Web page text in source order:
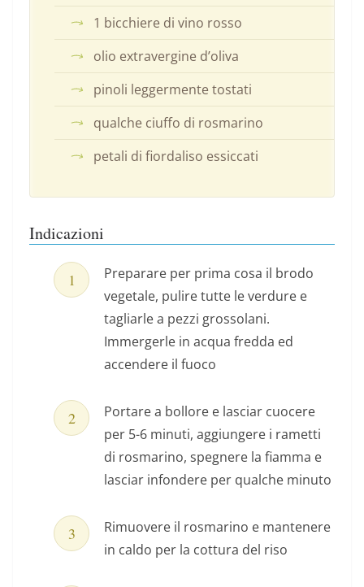
1 bicchiere di vino rosso
olio extravergine d’oliva
pinoli leggermente tostati
qualche ciuffo di rosmarino
petali di fiordaliso essiccati
Indicazioni
Preparare per prima cosa il brodo
vegetale, pulire tutte le verdure e
tagliarle a pezzi grossolani.
Immergerle in acqua fredda ed
accendere il fuoco
Portare a bollore e lasciar cuocere
per 5-6 minuti, aggiungere i rametti
di rosmarino, spegnere la fiamma e
lasciar infondere per qualche minuto
Rimuovere il rosmarino e mantenere
in caldo per la cottura del riso